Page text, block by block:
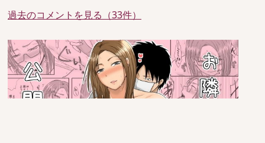
過去のコメントを見る（33件）